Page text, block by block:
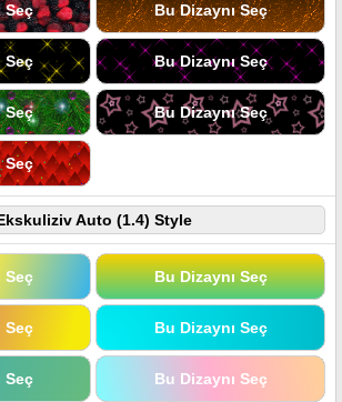
Seç Bu Dizaynı Seç
Seç Bu Dizaynı Seç
Seç Bu Dizaynı Seç
Seç
Auto (1.4) Style
Seç Bu Dizaynı Seç
Seç Bu Dizaynı Seç
Seç Bu Dizaynı Seç